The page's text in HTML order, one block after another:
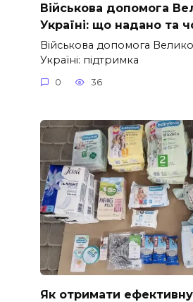
Військова допомога
Україні: що надано та
Військова допомога
Україні: підтримка
0 36
Як отримати